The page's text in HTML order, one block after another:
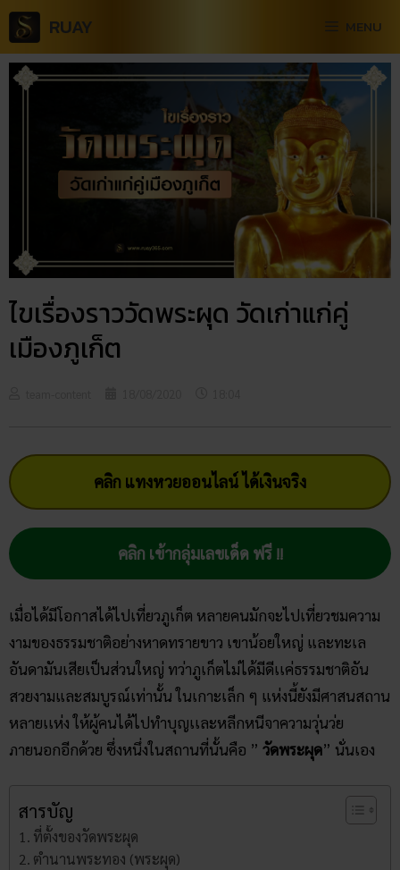
RUAY MENU
ไขเรื่องราววัดพระผุด วัดเก่าแก่คู่
เมืองภูเก็ต
คลิก แทงหวยออนไลน์ ได้เงินจริง
คลิก เข้ากลุ่มเลขเด็ด ฟรี !!
เมื่อได้มีโอกาสได้ไปเที่ยวภูเก็ต หลายคนมักจะไปเที่ยวชมความ
งามของธรรมชาติอย่างหาดทรายขาว เขาน้อยใหญ่ และทะเล
อันดามันเสียเป็นส่วนใหญ่ ทว่าภูเก็ตไม่ได้มีดีเเค่ธรรมชาติอัน
สวยงามและสมบูรณ์เท่านั้น ในเกาะเล็ก ๆ แห่งนี้ยังมีศาสนสถาน
หลายเเห่ง ให้ผู้คนได้ไปทำบุญเเละหลีกหนีจาความวุ่นว่ย
ภายนอกอีกด้วย ซึ่งหนึ่งในสถานที่นั้นคือ ” วัดพระผุด” นั่นเอง
สารบัญ
ที่ตั้งของวัดพระผุด
ตำนานพระทอง (พระผุด)